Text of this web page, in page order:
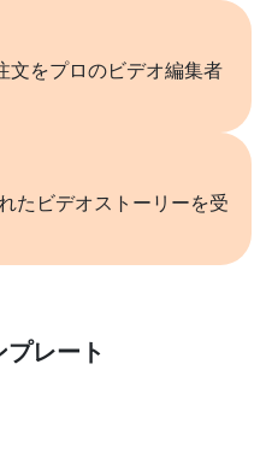
文をプロのビデオ編集者
たビデオストーリーを受
レート
こちら